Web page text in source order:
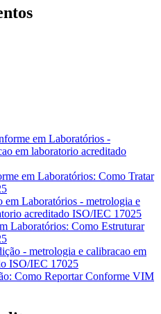
em Laboratórios: Como Tratar
Laboratórios: Como Estruturar
Como Reportar Conforme VIM